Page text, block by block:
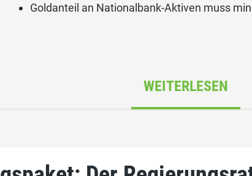
Goldanteil an Nationalbank-Aktiven muss
WEITERLESEN